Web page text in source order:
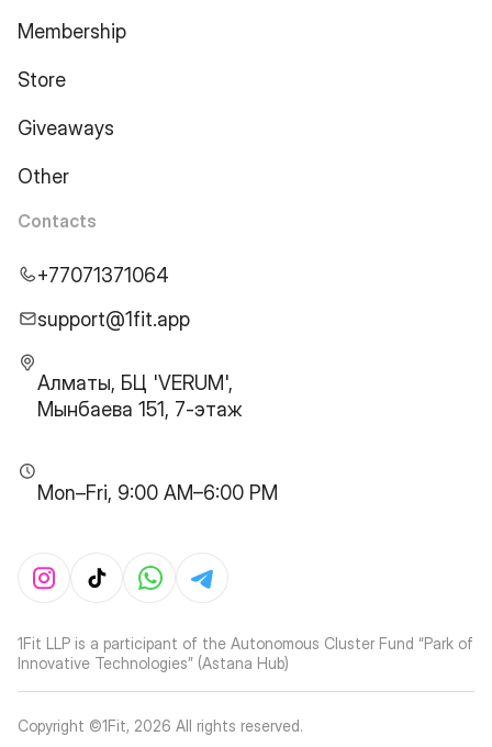
Membership
Store
Giveaways
Other
Contacts
+77071371064
support@1fit.app
Алматы, БЦ 'VERUM',
Мынбаева 151, 7-этаж
Mon–Fri, 9:00 AM–6:00 PM
1Fit LLP is a participant of the Autonomous Cluster Fund “Park of
Innovative Technologies” (Astana Hub)
Copyright ©1Fit, 2026 All rights reserved.